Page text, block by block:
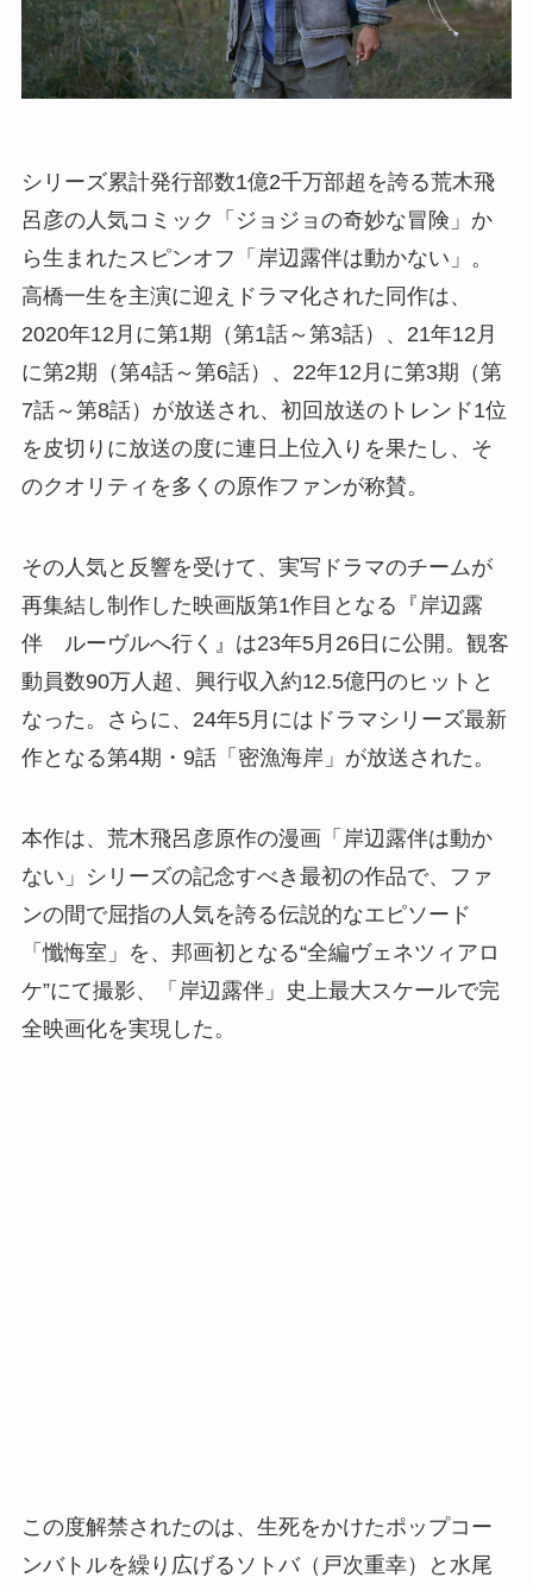
シリーズ累計発行部数1億2千万部超を誇る荒木飛
呂彦の人気コミック「ジョジョの奇妙な冒険」か
ら生まれたスピンオフ「岸辺露伴は動かない」。
高橋一生を主演に迎えドラマ化された同作は、
2020年12月に第1期（第1話～第3話）、21年12月
に第2期（第4話～第6話）、22年12月に第3期（第
7話～第8話）が放送され、初回放送のトレンド1位
を皮切りに放送の度に連日上位入りを果たし、そ
のクオリティを多くの原作ファンが称賛。
その人気と反響を受けて、実写ドラマのチームが
再集結し制作した映画版第1作目となる『岸辺露
伴 ルーヴルへ行く』は23年5月26日に公開。観客
動員数90万人超、興行収入約12.5億円のヒットと
なった。さらに、24年5月にはドラマシリーズ最新
作となる第4期・9話「密漁海岸」が放送された。
本作は、荒木飛呂彦原作の漫画「岸辺露伴は動か
ない」シリーズの記念すべき最初の作品で、ファ
ンの間で屈指の人気を誇る伝説的なエピソード
「懺悔室」を、邦画初となる“全編ヴェネツィアロ
ケ”にて撮影、「岸辺露伴」史上最大スケールで完
全映画化を実現した。
この度解禁されたのは、生死をかけたポップコー
ンバトルを繰り広げるソトバ（戸次重幸）と水尾